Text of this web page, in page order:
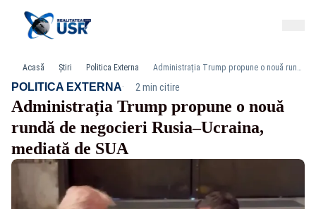
Acasă Știri Politica Externa Administrația Trump propune o nouă rundă de negocieri Rusia–Ucraina, mediată de SUA
POLITICA EXTERNA· 2 min citire
Administrația Trump propune o nouă
rundă de negocieri Rusia–Ucraina,
mediată de SUA